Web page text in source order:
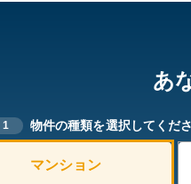
あ
1 物件の種類を選択してくだ
マンション